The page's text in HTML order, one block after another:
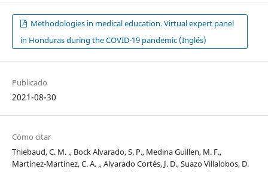
Methodologies in medical education. Virtual expert panel
in Honduras during the COVID-19 pandemic (Inglés)
Publicado
2021-08-30
Cómo citar
Thiebaud, C. M. ., Bock Alvarado, S. P., Medina Guillen, M. F.,
Martínez-Martínez, C. A. ., Alvarado Cortés, J. D., Suazo Villalobos, D.